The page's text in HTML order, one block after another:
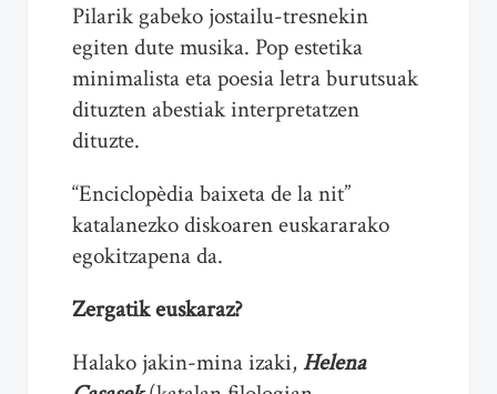
Pilarik gabeko jostailu-tresnekin
egiten dute musika. Pop estetika
minimalista eta poesia letra burutsuak
dituzten abestiak interpretatzen
dituzte.
“Enciclopèdia baixeta de la nit”
katalanezko diskoaren euskararako
egokitzapena da.
Zergatik euskaraz?
Halako jakin-mina izaki, Helena